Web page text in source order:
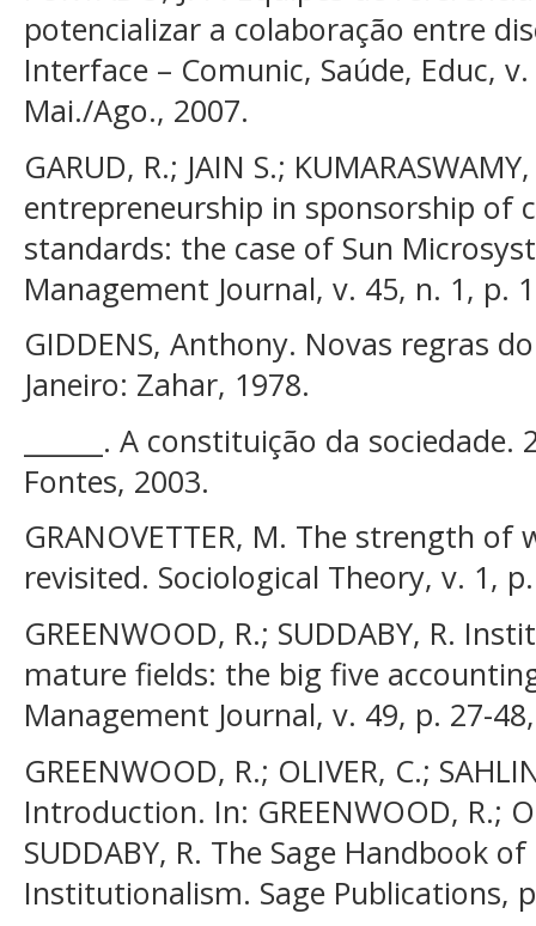
potencializar a colaboração entre
Interface – Comunic, Saúde, Educ,
Mai./Ago., 2007.
GARUD, R.; JAIN S.;
entrepreneurship in sponsorship of
standards: the case of Sun
Management Journal, v. 45, n. 1, p.
GIDDENS, Anthony. Novas regras
Janeiro: Zahar, 1978.
______. A constituição da
Fontes, 2003.
GRANOVETTER, M. The strength
revisited. Sociological Theory, v. 1,
GREENWOOD, R.; SUDDABY, R.
mature fields: the big five
Management Journal, v. 49, p. 27-
GREENWOOD, R.; OLIVER, C.;
Introduction. In: GREENWOOD, R.;
SUDDABY, R. The Sage Handbook
Institutionalism. Sage Publications,